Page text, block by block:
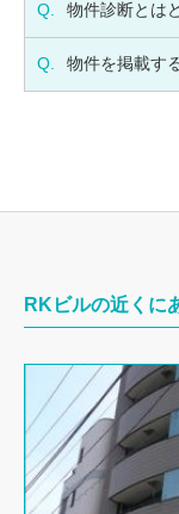
Q. 物件診断とは
Q. 物件を掲載す
RKビルの近くに